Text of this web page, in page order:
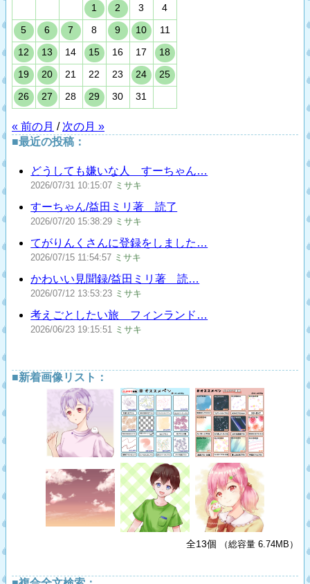
1 2 3
4
5
6 7 8 9 10
11
12
13 14 15 16 17
18
19
20 21 22 23 24
25
26
27 28 29 30 31
« 前の月 / 次の月 »
■最近の投稿：
どうしても嫌いな人 すーちゃん…
2026/07/31 10:15:07 ミサキ
すーちゃん/益田ミリ著 読了
2026/07/20 15:38:29 ミサキ
てがりんくさんに登録をしました…
2026/07/15 11:54:57 ミサキ
かわいい見聞録/益田ミリ著 読…
2026/07/12 13:53:23 ミサキ
考えごとしたい旅 フィンランド…
2026/06/23 19:15:51 ミサキ
■新着画像リスト：
全13個 （総容量 6.74MB）